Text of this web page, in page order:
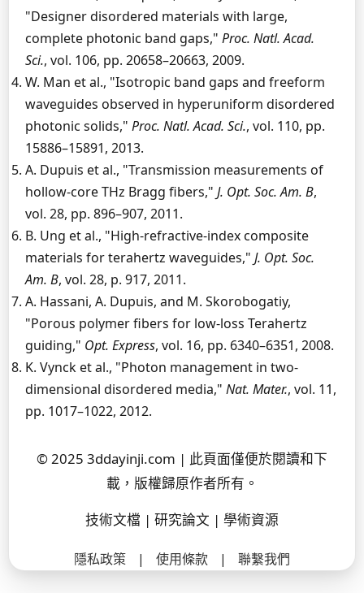
"Designer disordered materials with large,
complete photonic band gaps," Proc. Natl. Acad.
Sci., vol. 106, pp. 20658–20663, 2009.
W. Man et al., "Isotropic band gaps and freeform
waveguides observed in hyperuniform disordered
photonic solids," Proc. Natl. Acad. Sci., vol. 110, pp.
15886–15891, 2013.
A. Dupuis et al., "Transmission measurements of
hollow-core THz Bragg fibers," J. Opt. Soc. Am. B,
vol. 28, pp. 896–907, 2011.
B. Ung et al., "High-refractive-index composite
materials for terahertz waveguides," J. Opt. Soc.
Am. B, vol. 28, p. 917, 2011.
A. Hassani, A. Dupuis, and M. Skorobogatiy,
"Porous polymer fibers for low-loss Terahertz
guiding," Opt. Express, vol. 16, pp. 6340–6351, 2008.
K. Vynck et al., "Photon management in two-
dimensional disordered media," Nat. Mater., vol. 11,
pp. 1017–1022, 2012.
© 2025 3ddayinji.com | 此頁面僅便於閱讀和下
載，版權歸原作者所有。
技術文檔 | 研究論文 | 學術資源
隱私政策 | 使用條款 | 聯繫我們